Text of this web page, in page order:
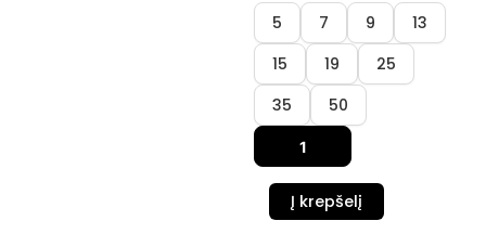
5 7 9
13
15
19
25
35
50
produkto
kiekis:
Dėžutė
"Creme
de
La
Creme"
Į krepšelį